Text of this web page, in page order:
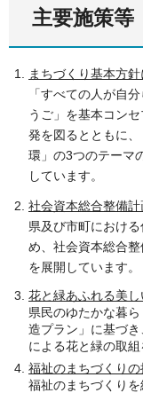
主要施策等
まちづくり基本方
「すべての人が自
うご」を基本コン
発を図るとともに
環」の3つのテーマ
しています。
社会資本総合整備
県及び市町におけ
め、社会資本総合
を展開しています。
花と緑あふれる美
県民のゆたかな暮
造プラン」に基づ
による花と緑の取組
福祉のまちづくりの
福祉のまちづくり